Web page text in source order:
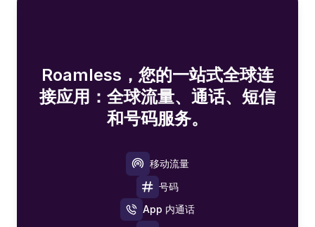
Roamless，您的一站式全球连
接应用：全球流量、通话、短信
和号码服务。
移动流量
号码
App 内通话